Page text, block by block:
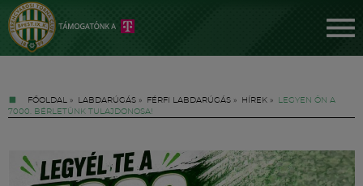
FŐOLDAL » LABDARÚGÁS » FÉRFI LABDARÚGÁS » HÍREK »
LEGYEN ÖN A
7000. BÉRLETÜNK TULAJDONOSA!